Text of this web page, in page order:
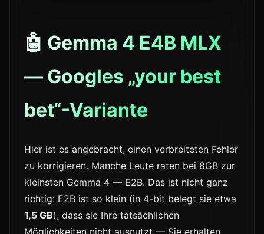
🤖 Gemma 4 E4B MLX
— Googles „your best
bet“-Variante
Hier ist es angebracht, einen verbreiteten Fehler
zu korrigieren. Manche Leute raten bei 8GB zur
kleinsten Gemma 4 — E2B. Das ist nicht ganz
richtig: E2B ist so klein (in 4-bit belegt sie etwa
1,5 GB), dass sie Ihre tatsächlichen
Möglichkeiten nicht ausnutzt — Sie erhalten